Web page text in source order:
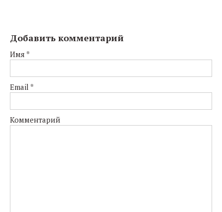
Добавить комментарий
Имя *
Email *
Комментарий